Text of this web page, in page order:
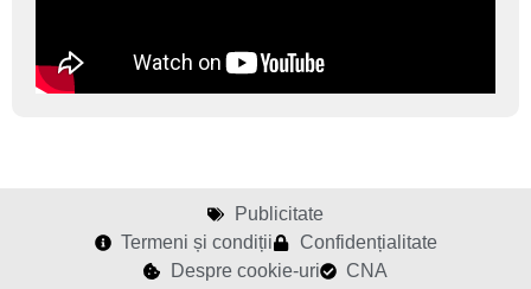
Publicitate
Termeni și condiții
Confidențialitate
Despre cookie-uri
CNA